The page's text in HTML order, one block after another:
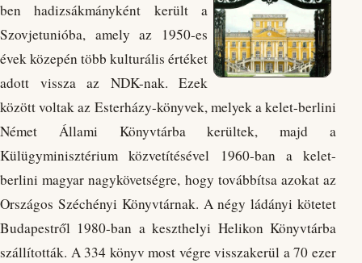
ben hadizsákmányként került a
Szovjetunióba, amely az 1950-es
évek közepén több kulturális értéket
adott vissza az NDK-nak. Ezek
között voltak az Esterházy-könyvek, melyek a kelet-berlini
Német Állami Könyvtárba kerültek, majd a
Külügyminisztérium közvetítésével 1960-ban a kelet-
berlini magyar nagykövetségre, hogy továbbítsa azokat az
Országos Széchényi Könyvtárnak. A négy ládányi kötetet
Budapestről 1980-ban a keszthelyi Helikon Könyvtárba
szállították. A 334 könyv most végre visszakerül a 70 ezer